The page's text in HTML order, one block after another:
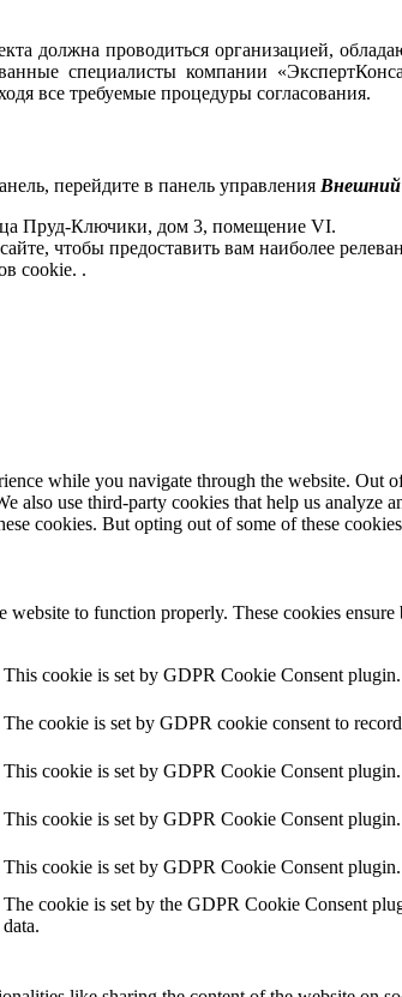
должна проводиться организацией,
специалисты компании
все требуемые процедуры согласования.
перейдите в панель управления
Пруд-Ключики, дом 3, помещение VI.
чтобы предоставить вам наиболее
cookie. .
while you navigate through the website. Out
also use third-party cookies that help us
cookies. But opting out of some of these
website to function properly. These cookies
This cookie is set by GDPR Cookie Consent
The cookie is set by GDPR cookie consent to
This cookie is set by GDPR Cookie Consent
This cookie is set by GDPR Cookie Consent
This cookie is set by GDPR Cookie Consent
The cookie is set by the GDPR Cookie Consent
data.